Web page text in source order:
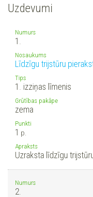
Uzdevumi
Numurs
1.
Nosaukums
Līdzīgu trijstūru
Tips
1. izziņas līmenis
Grūtības pakāpe
zema
Punkti
1 p.
Apraksts
Uzraksta līdzīgu
Numurs
2.